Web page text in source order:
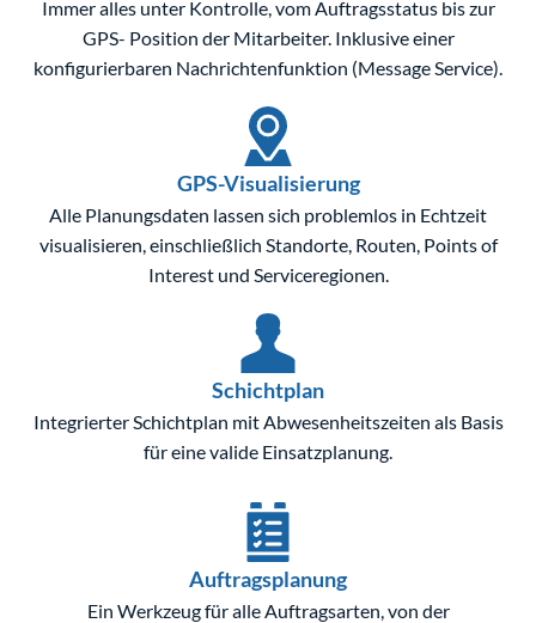
Immer alles unter Kontrolle, vom Auftragsstatus bis zur
GPS- Position der Mitarbeiter. Inklusive einer
konfigurierbaren Nachrichtenfunktion (Message Service).
GPS-Visualisierung
Alle Planungsdaten lassen sich problemlos in Echtzeit
visualisieren, einschließlich Standorte, Routen, Points of
Interest und Serviceregionen.
Schichtplan
Integrierter Schichtplan mit Abwesenheitszeiten als Basis
für eine valide Einsatzplanung.
Auftragsplanung
Ein Werkzeug für alle Auftragsarten, von der